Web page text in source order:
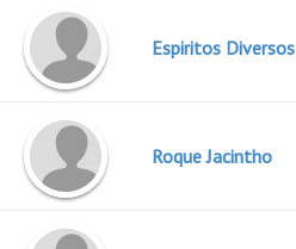
Espiritos Diversos
Roque Jacintho